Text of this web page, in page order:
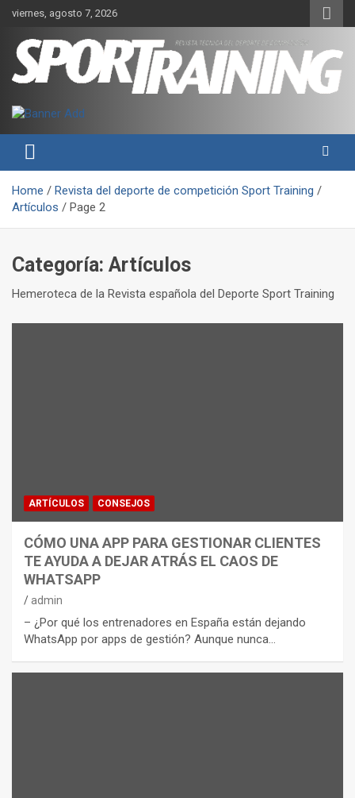
Skip
content
viernes, agosto 7, 2026
Revista técnica del deporte
Sport Training
rendimiento, nutrición y entrenamiento.
Home
Revista del deporte de competición Sport Training
Artículos
Page 2
Categoría: Artículos
Hemeroteca de la Revista española del Deporte Sport Training
ARTÍCULOS CONSEJOS
CÓMO UNA APP PARA GESTIONAR CLIENTES
TE AYUDA A DEJAR ATRÁS EL CAOS DE
WHATSAPP
admin
– ¿Por qué los entrenadores en España están dejando
WhatsApp por apps de gestión? Aunque nunca…